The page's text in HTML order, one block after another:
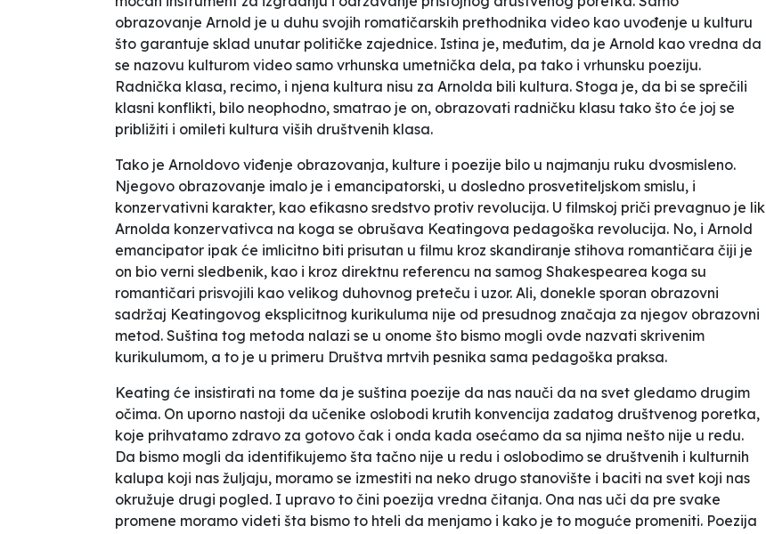
obrazovanje Arnold je u duhu svojih romatičarskih prethodnika video kao uvođenje u kulturu
što garantuje sklad unutar političke zajednice. Istina je, međutim, da je Arnold kao vredna da
se nazovu kulturom video samo vrhunska umetnička dela, pa tako i vrhunsku poeziju.
Radnička klasa, recimo, i njena kultura nisu za Arnolda bili kultura. Stoga je, da bi se sprečili
klasni konflikti, bilo neophodno, smatrao je on, obrazovati radničku klasu tako što će joj se
približiti i omileti kultura viših društvenih klasa.
Tako je Arnoldovo viđenje obrazovanja, kulture i poezije bilo u najmanju ruku dvosmisleno.
Njegovo obrazovanje imalo je i emancipatorski, u dosledno prosvetiteljskom smislu, i
konzervativni karakter, kao efikasno sredstvo protiv revolucija. U filmskoj priči prevagnuo je lik
Arnolda konzervativca na koga se obrušava Keatingova pedagoška revolucija. No, i Arnold
emancipator ipak će imlicitno biti prisutan u filmu kroz skandiranje stihova romantičara čiji je
on bio verni sledbenik, kao i kroz direktnu referencu na samog Shakespearea koga su
romantičari prisvojili kao velikog duhovnog preteču i uzor. Ali, donekle sporan obrazovni
sadržaj Keatingovog eksplicitnog kurikuluma nije od presudnog značaja za njegov obrazovni
metod. Suština tog metoda nalazi se u onome što bismo mogli ovde nazvati skrivenim
kurikulumom, a to je u primeru Društva mrtvih pesnika sama pedagoška praksa.
Keating će insistirati na tome da je suština poezije da nas nauči da na svet gledamo drugim
očima. On uporno nastoji da učenike oslobodi krutih konvencija zadatog društvenog poretka,
koje prihvatamo zdravo za gotovo čak i onda kada osećamo da sa njima nešto nije u redu.
Da bismo mogli da identifikujemo šta tačno nije u redu i oslobodimo se društvenih i kulturnih
kalupa koji nas žuljaju, moramo se izmestiti na neko drugo stanovište i baciti na svet koji nas
okružuje drugi pogled. I upravo to čini poezija vredna čitanja. Ona nas uči da pre svake
promene moramo videti šta bismo to hteli da menjamo i kako je to moguće promeniti. Poezija